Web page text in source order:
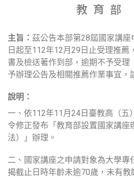
教育部
主旨： 茲公告本部第28屆國家講
日起至112年12月29日止受理推薦
書及檢送著作到部，逾期不予受理
予辦理公告及相關推薦作業事宜，
說明：
一、依112年11月24日臺教高（五
令修正發布「教育部設置國家講座
法）」辦理。
二、國家講座之申請對象為大學專
揭截止日時年齡未逾70歲，未有